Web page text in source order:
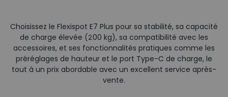
Choisissez le Flexispot E7 Plus pour sa stabilité, sa capacité
de charge élevée (200 kg), sa compatibilité avec les
accessoires, et ses fonctionnalités pratiques comme les
préréglages de hauteur et le port Type-C de charge, le
tout à un prix abordable avec un excellent service après-
vente.